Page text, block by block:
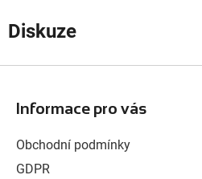
Diskuze
Informace pro vás
Obchodní podmínky
GDPR